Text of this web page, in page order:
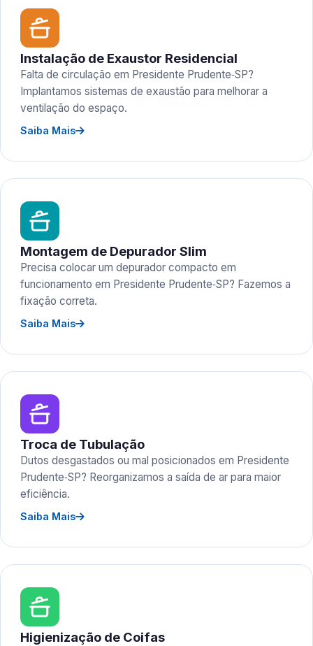
Instalação de Exaustor Residencial
Falta de circulação em Presidente Prudente‑SP?
Implantamos sistemas de exaustão para melhorar a
ventilação do espaço.
Saiba Mais
Montagem de Depurador Slim
Precisa colocar um depurador compacto em
funcionamento em Presidente Prudente‑SP? Fazemos a
fixação correta.
Saiba Mais
Troca de Tubulação
Dutos desgastados ou mal posicionados em Presidente
Prudente‑SP? Reorganizamos a saída de ar para maior
eficiência.
Saiba Mais
Higienização de Coifas